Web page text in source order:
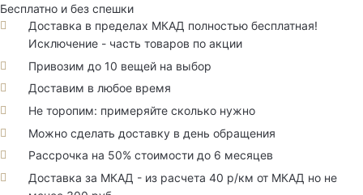
Бесплатно и без спешки
Доставка в пределах МКАД полностью бесплатная!
Исключение - часть товаров по акции
Привозим до 10 вещей на выбор
Доставим в любое время
Не торопим: примеряйте сколько нужно
Можно сделать доставку в день обращения
Рассрочка на 50% стоимости до 6 месяцев
Доставка за МКАД - из расчета 40 р/км от МКАД но не